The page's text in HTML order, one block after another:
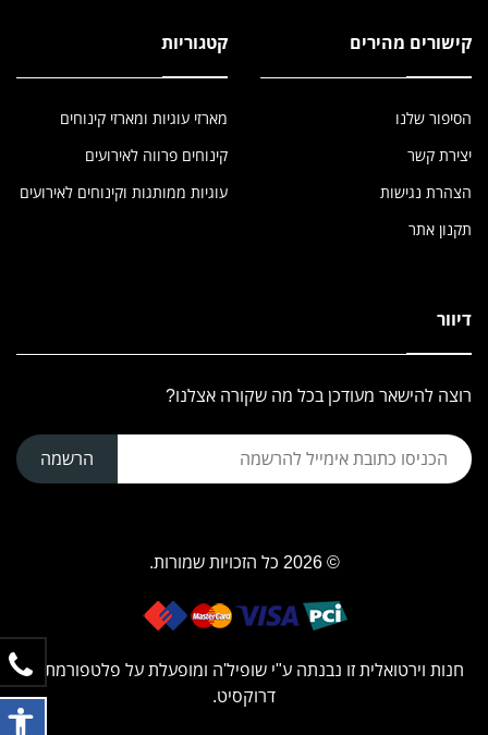
קישורים מהירים
הסיפור שלנו
יצירת קשר
הצהרת נגישות
תקנון אתר
קטגוריות
מארזי עוגיות ומארזי קינוחים
קינוחים פרווה לאירועים
עוגיות ממותגות וקינוחים לאירועים
דיוור
רוצה להישאר מעודכן בכל מה שקורה אצלנו?
הרשמה
© 2026 כל הזכויות שמורות.
חנות וירטואלית זו נבנתה ע"י שופיל'ה ומופעלת על פלטפורמת
דרוקסיט.
פתח